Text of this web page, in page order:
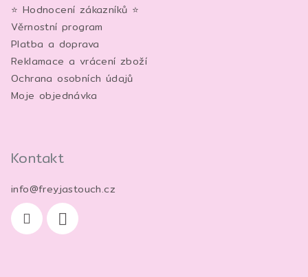
⭐ Hodnocení zákazníků ⭐
Věrnostní program
Platba a doprava
Reklamace a vrácení zboží
Ochrana osobních údajů
Moje objednávka
Kontakt
info@freyjastouch.cz